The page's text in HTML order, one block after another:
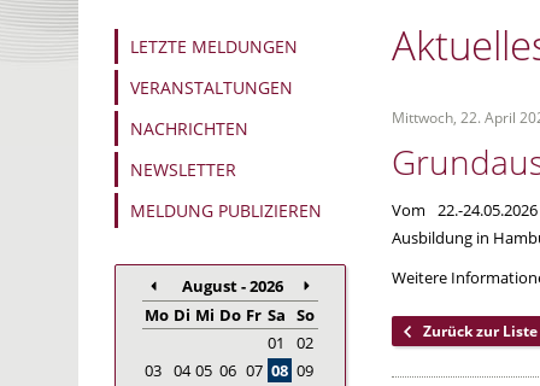
LETZTE MELDUNGEN
VERANSTALTUNGEN
NACHRICHTEN
NEWSLETTER
MELDUNG PUBLIZIEREN
August - 2026
Mo Di Mi Do Fr Sa So
01
02
03 04 05 06 07 08 09
Mittwoch, 22. April
Vom 22.-
Ausbildung in
Weitere
Zurück zur Liste